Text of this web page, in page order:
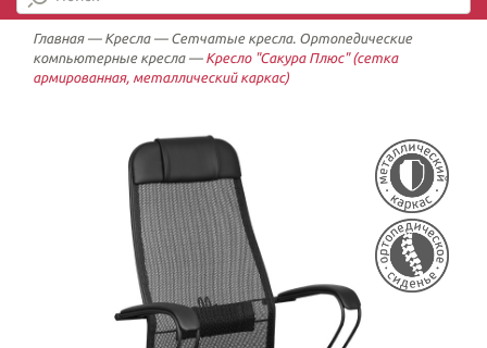
Главная— Кресла— Сетчатые кресла. Ортопедические
компьютерные кресла— Кресло "Сакура Плюс" (сетка
армированная, металлический каркас)